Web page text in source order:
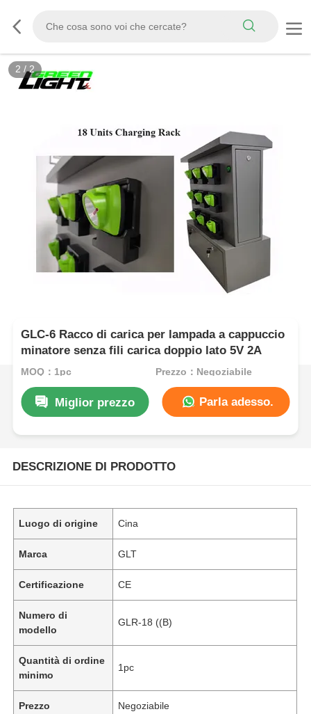
2 /2
GLC-6 Racco di carica per lampada a cappuccio
minatore senza fili carica doppio lato 5V 2A
MOQ：1pc Prezzo：Negoziabile
Miglior prezzo Parla adesso.
DESCRIZIONE DI PRODOTTO
Luogo di origine Cina
Marca GLT
Certificazione CE
Numero di
modello
GLR-18 ((B)
Quantità di ordine
minimo
1pc
Prezzo Negoziabile